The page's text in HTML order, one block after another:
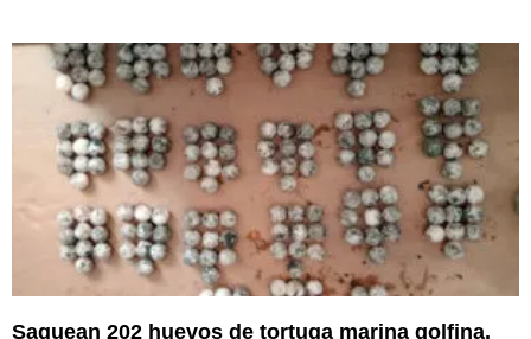
Saquean 202 huevos de tortuga marina golfina,